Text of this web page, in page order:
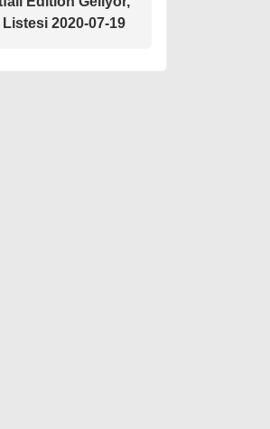
Listesi 2020-07-19